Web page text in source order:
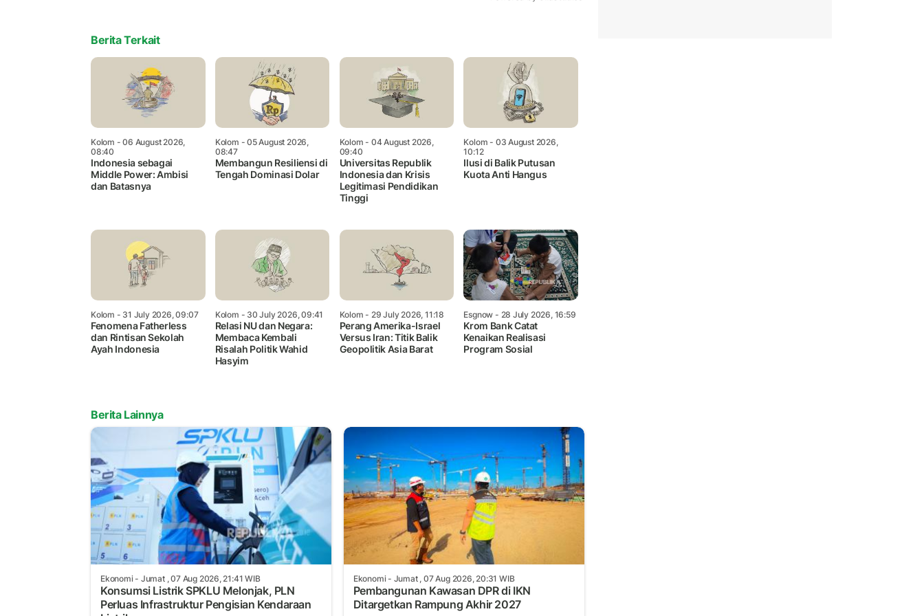
Berita Terkait
Kolom - 06 August 2026,
08:40
Indonesia sebagai
Middle Power: Ambisi
dan Batasnya
Kolom - 05 August 2026,
08:47
Membangun Resiliensi di
Tengah Dominasi Dolar
Kolom - 04 August 2026,
09:40
Universitas Republik
Indonesia dan Krisis
Legitimasi Pendidikan
Tinggi
Kolom - 03 August 2026,
10:12
Ilusi di Balik Putusan
Kuota Anti Hangus
Kolom - 31 July 2026, 09:07
Fenomena Fatherless
dan Rintisan Sekolah
Ayah Indonesia
Kolom - 30 July 2026, 09:41
Relasi NU dan Negara:
Membaca Kembali
Risalah Politik Wahid
Hasyim
Kolom - 29 July 2026, 11:18
Perang Amerika-Israel
Versus Iran: Titik Balik
Geopolitik Asia Barat
Esgnow - 28 July 2026, 16:59
Krom Bank Catat
Kenaikan Realisasi
Program Sosial
Berita Lainnya
Ekonomi- Jumat , 07 Aug 2026, 21:41 WIB
Konsumsi Listrik SPKLU Melonjak, PLN
Perluas Infrastruktur Pengisian Kendaraan
Ekonomi- Jumat , 07 Aug 2026, 20:31 WIB
Pembangunan Kawasan DPR di IKN
Ditargetkan Rampung Akhir 2027